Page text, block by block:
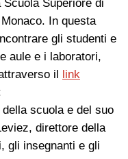
Scuola Superiore di
In questa
gli studenti e
aule e i laboratori,
il link
scuola e del suo
direttore della
gli insegnanti e gli